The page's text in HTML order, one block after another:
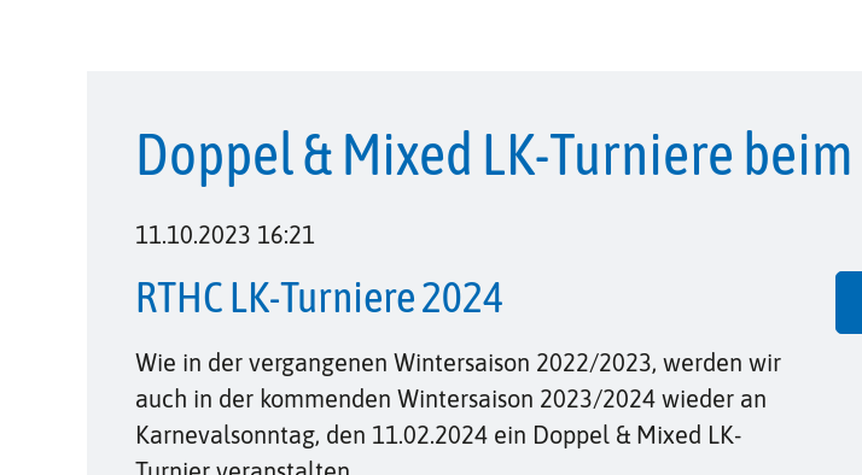
Doppel & Mixed LK-Turniere beim
11.10.2023 16:21
RTHC LK-Turniere 2024
Wie in der vergangenen Wintersaison 2022/2023, werden wir
auch in der kommenden Wintersaison 2023/2024 wieder an
Karnevalsonntag, den 11.02.2024 ein Doppel & Mixed LK-